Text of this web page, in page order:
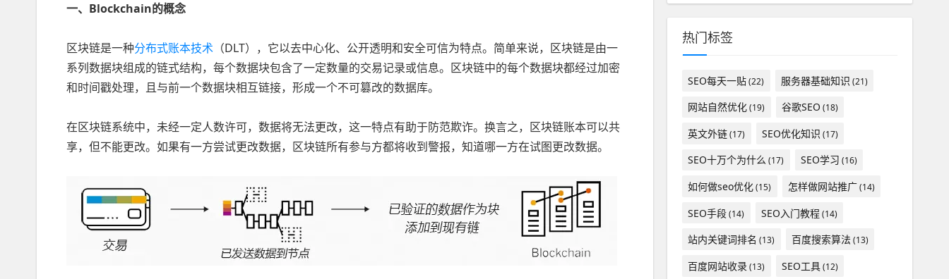
一、Blockchain的概念
区块链是一种分布式账本技术 （DLT），它以去中心化、公开透明和安全可信为特点。简单来说，区块链是由一
系列数据块组成的链式结构，每个数据块包含了一定数量的交易记录或信息。区块链中的每个数据块都经过加密
和时间戳处理，且与前一个数据块相互链接，形成一个不可篡改的数据库。
在区块链系统中，未经一定人数许可，数据将无法更改，这一特点有助于防范欺诈。换言之，区块链账本可以共
享，但不能更改。如果有一方尝试更改数据，区块链所有参与方都将收到警报，知道哪一方在试图更改数据。
热门标签
SEO每天一贴(22) 服务器基础知识 (21)
网站自然优化(19) 谷歌SEO (18)
英文外链(17) SEO优化知识 (17)
SEO十万个为什么 (17) SEO学习 (16)
如何做seo优化(15) 怎样做网站推广(14)
SEO手段(14) SEO入门教程(14)
站内关键词排名 (13) 百度搜索算法(13)
百度网站收录(13) SEO工具(12)